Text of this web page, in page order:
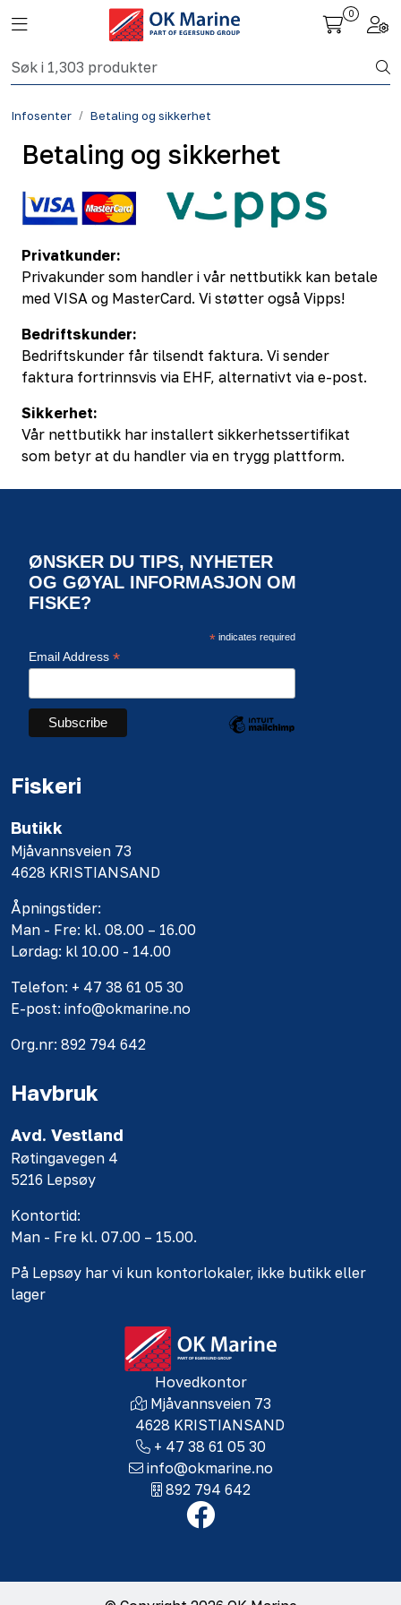
Skip to main content
Toggle navigation
0
Infosenter Betaling og sikkerhet
Betaling og sikkerhet
Privatkunder:
Privakunder som handler i vår nettbutikk kan betale
med VISA og MasterCard. Vi støtter også Vipps!
Bedriftskunder:
Bedriftskunder får tilsendt faktura. Vi sender
faktura fortrinnsvis via EHF, alternativt via e-post.
Sikkerhet:
Vår nettbutikk har installert sikkerhetssertifikat
som betyr at du handler via en trygg plattform.
ØNSKER DU TIPS, NYHETER
OG GØYAL INFORMASJON OM
FISKE?
*indicates required
Email Address *
Fiskeri
Butikk
Mjåvannsveien 73
4628 KRISTIANSAND
Åpningstider:
Man - Fre: kl. 08.00 – 16.00
Lørdag: kl 10.00 - 14.00
Telefon: + 47 38 61 05 30
E-post: info@okmarine.no
Org.nr: 892 794 642
Havbruk
Avd. Vestland
Røtingavegen 4
5216 Lepsøy
Kontortid:
Man - Fre kl. 07.00 – 15.00.
På Lepsøy har vi kun kontorlokaler, ikke butikk eller
lager
Hovedkontor
Mjåvannsveien 73
4628 KRISTIANSAND
+ 47 38 61 05 30
info@okmarine.no
892 794 642
Fiskeri nettbutikk
Havbruk
Om oss
Kontakt